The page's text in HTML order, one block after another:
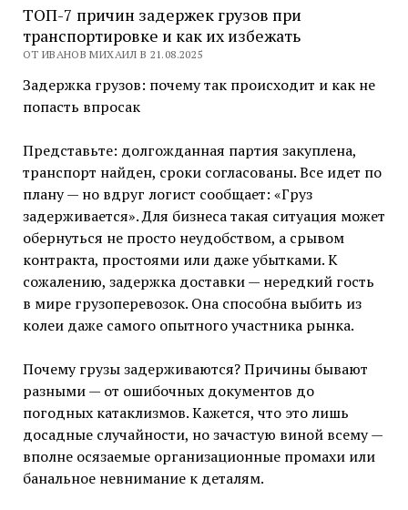
ТОП-7 причин задержек грузов при
транспортировке и как их избежать
ОТ ИВАНОВ МИХАИЛ В 21.08.2025
Задержка грузов: почему так происходит и как не
попасть впросак
Представьте: долгожданная партия закуплена,
транспорт найден, сроки согласованы. Все идет по
плану — но вдруг логист сообщает: «Груз
задерживается». Для бизнеса такая ситуация может
обернуться не просто неудобством, а срывом
контракта, простоями или даже убытками. К
сожалению, задержка доставки — нередкий гость
в мире грузоперевозок. Она способна выбить из
колеи даже самого опытного участника рынка.
Почему грузы задерживаются? Причины бывают
разными — от ошибочных документов до
погодных катаклизмов. Кажется, что это лишь
досадные случайности, но зачастую виной всему —
вполне осязаемые организационные промахи или
банальное невнимание к деталям.